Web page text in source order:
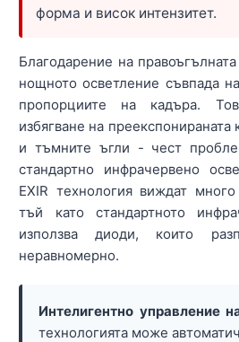
форма и висок интензитет.
Благодарение на
нощното осветление съвпада
пропорциите на кадъра.
избягване на преекспонираната
и тъмните ъгли - чест
стандартно инфрачервено
EXIR технология виждат
тъй като стандартното
използва диоди, които
неравномерно.
Интелигентно управление
технологията може